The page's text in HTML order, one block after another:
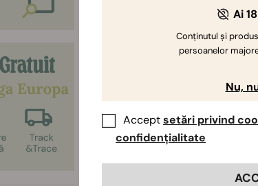
Ai
Conținutul și
persoanelor
Nu,
Acceptsetări privind
confidențialitate